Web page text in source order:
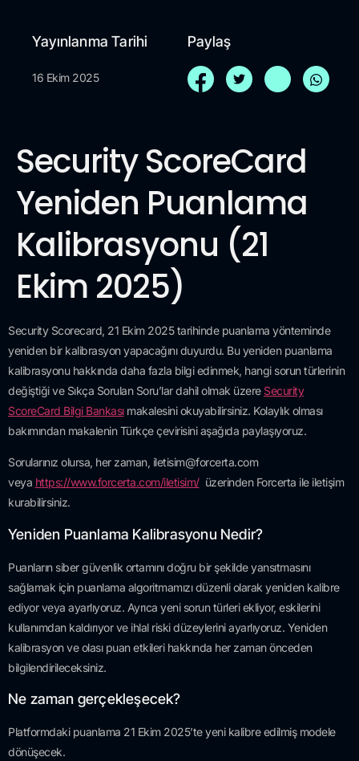
Yayınlanma Tarihi
16 Ekim 2025
Paylaş
Security ScoreCard
Yeniden Puanlama
Kalibrasyonu (21
Ekim 2025)
Security Scorecard, 21 Ekim 2025 tarihinde puanlama yönteminde
yeniden bir kalibrasyon yapacağını duyurdu. Bu yeniden puanlama
kalibrasyonu hakkında daha fazla bilgi edinmek, hangi sorun türlerinin
değiştiği ve Sıkça Sorulan Soru’lar dahil olmak üzere Security
ScoreCard Bilgi Bankasımakalesini okuyabilirsiniz. Kolaylık olması
bakımından makalenin Türkçe çevirisini aşağıda paylaşıyoruz.
Sorularınız olursa, her zaman, iletisim@forcerta.com
veya https://www.forcerta.com/iletisim/üzerinden Forcerta ile iletişim
kurabilirsiniz.
Yeniden Puanlama Kalibrasyonu Nedir?
Puanların siber güvenlik ortamını doğru bir şekilde yansıtmasını
sağlamak için puanlama algoritmamızı düzenli olarak yeniden kalibre
ediyor veya ayarlıyoruz. Ayrıca yeni sorun türleri ekliyor, eskilerini
kullanımdan kaldırıyor ve ihlal riski düzeylerini ayarlıyoruz. Yeniden
kalibrasyon ve olası puan etkileri hakkında her zaman önceden
bilgilendirileceksiniz.
Ne zaman gerçekleşecek?
Platformdaki puanlama 21 Ekim 2025’te yeni kalibre edilmiş modele
dönüşecek.